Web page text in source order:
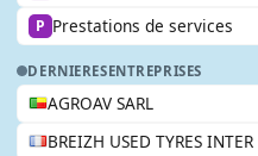
P Prestations de services
DERNIERESENTREPRISES
AGROAV SARL
BREIZH USED TYRES INTER